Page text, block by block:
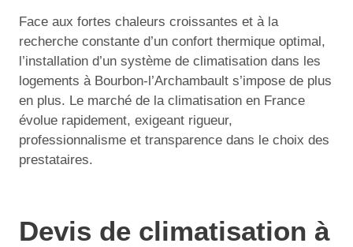
Face aux fortes chaleurs croissantes et à la
recherche constante d’un confort thermique optimal,
l’installation d’un système de climatisation dans les
logements à Bourbon-l’Archambault s’impose de plus
en plus. Le marché de la climatisation en France
évolue rapidement, exigeant rigueur,
professionnalisme et transparence dans le choix des
prestataires.
Devis de climatisation à